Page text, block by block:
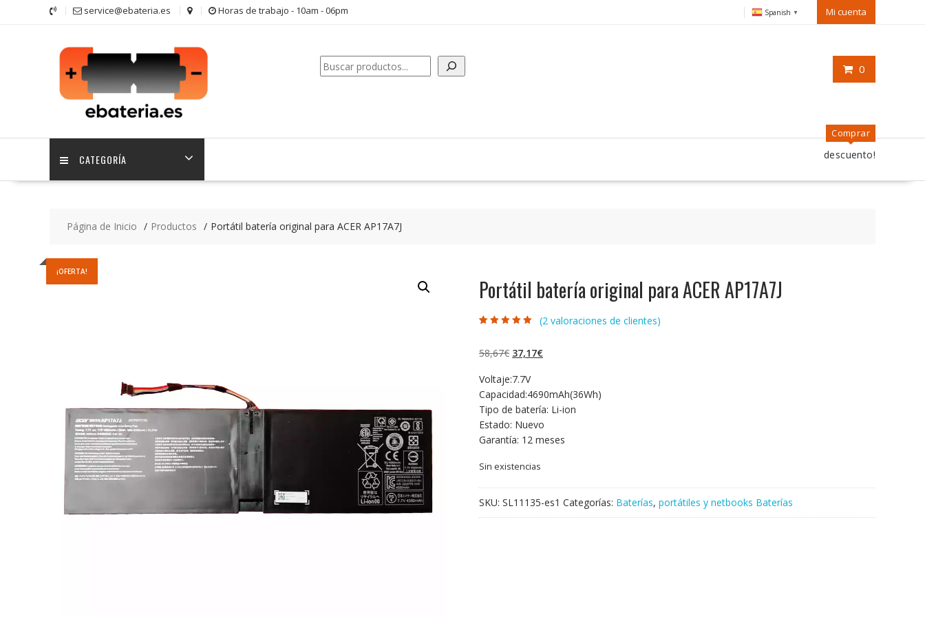
service@ebateria.es Horas de trabajo - 10am - 06pm Spanish ▼ Mi cuenta
0
Buscar
CATEGORÍA
Comprar
descuento!
Página de Inicio Productos Portátil batería original para ACER AP17A7J
¡OFERTA!
Portátil batería original para ACER AP17A7J
base a
valoraciones de
(2 valoraciones de clientes)
58,67€ El
original
era:
58,67€.
37,17€El
es:
37,17€.
Voltaje:7.7V
Capacidad:4690mAh(36Wh)
Tipo de batería: Li-ion
Estado: Nuevo
Garantía: 12 meses
Sin existencias
SKU: SL11135-es1 Categorías: Baterías, portátiles y netbooks Baterías